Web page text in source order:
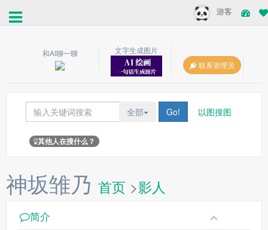
游客
和AI聊一聊
文字生成图片
联系管理员
全部 Go! 以图搜图
其他人在搜什么？
神坂雏乃 首页 >影人
简介